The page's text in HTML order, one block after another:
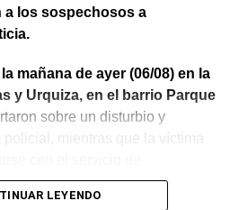
los sospechosos a
mañana de ayer (06/08) en la
y Urquiza, en el barrio Parque
sobre un disturbio y
mientras que la víctima
lo que estaba ocurriendo.
LEYENDO